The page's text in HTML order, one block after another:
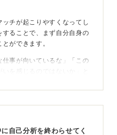
チが起こりやすくなってし
することで、まず自分自身の
ができます。
仕事が向いているな」「この
を感じるのではないか」と
自己分析を終わらせてく